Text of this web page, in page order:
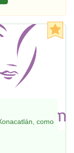
como